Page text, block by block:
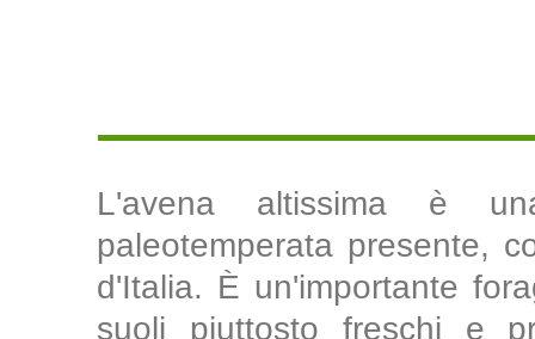
L'avena altissima è
paleotemperata presente,
d'Italia. È un'importante
suoli piuttosto freschi e